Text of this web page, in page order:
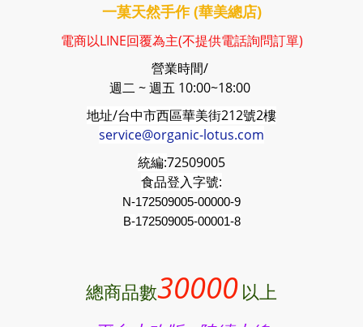
一菓天然手作 (華美總店)
電商以LINE回覆為主(不提供電話詢問訂單)
營業時間/
週二 ~ 週五 10:00~18:00
地址/台中市西區華美街212號2樓
service@organic-lotus.com
統編:72509005
食品登入字號:
N-172509005-00000-9
B-172509005-00001-8
總商品數30000 以上